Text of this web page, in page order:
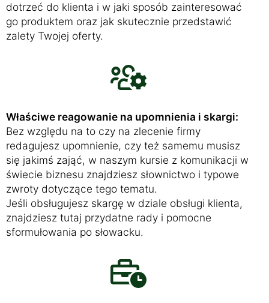
dotrzeć do klienta i w jaki sposób zainteresować
go produktem oraz jak skutecznie przedstawić
zalety Twojej oferty.
Właściwe reagowanie na upomnienia i skargi:
Bez względu na to czy na zlecenie firmy
redagujesz upomnienie, czy też samemu musisz
się jakimś zająć, w naszym kursie z komunikacji w
świecie biznesu znajdziesz słownictwo i typowe
zwroty dotyczące tego tematu.
Jeśli obsługujesz skargę w dziale obsługi klienta,
znajdziesz tutaj przydatne rady i pomocne
sformułowania po słowacku.